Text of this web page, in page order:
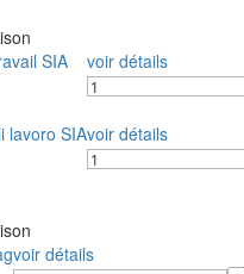
SIA voir détails
lavoro SIAvoir détails
voir détails